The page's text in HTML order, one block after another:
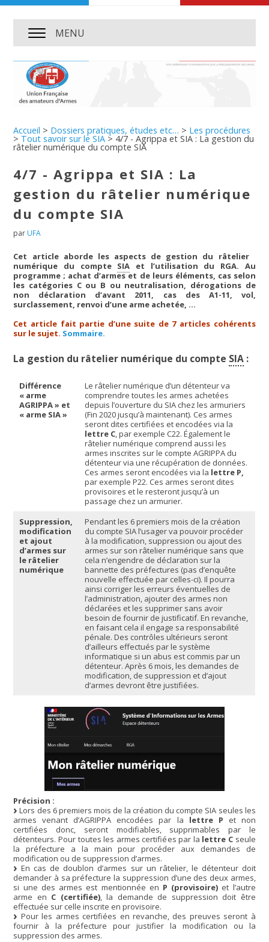
MENU
Accueil > Dossiers pratiques, études etc… > Les procédures
> Tout savoir sur le SIA > 4/7 - Agrippa et SIA : La gestion du
râtelier numérique du compte SIA
4/7 - Agrippa et SIA : La
gestion du râtelier numérique
du compte SIA
par UFA
Cet article aborde les aspects de gestion du râtelier
numérique du compte SIA et l’utilisation du RGA. Au
programme ; achat d’armes et de leurs éléments, cas selon
les catégories C ou B ou neutralisation, dérogations de
non déclaration d’avant 2011, cas des A1-11, vol,
surclassement, renvoi d’une arme achetée, …
Cet article fait partie d’une suite de 7 articles cohérents
sur le sujet. Sommaire.
La gestion du râtelier numérique du compte SIA :
Différence
« arme
AGRIPPA » et
« arme SIA »
Le râtelier numérique d’un détenteur va
comprendre toutes les armes achetées
depuis l’ouverture du SIA chez les armuriers
(Fin 2020 jusqu’à maintenant). Ces armes
seront dites certifiées et encodées via la
lettre C, par exemple C22. Également le
râtelier numérique comprend aussi les
armes inscrites sur le compte AGRIPPA du
détenteur via une récupération de données.
Ces armes seront encodées via la lettre P,
par exemple P22. Ces armes seront dites
provisoires et le resteront jusqu’à un
passage chez un armurier.
Suppression,
modification
et ajout
d’armes sur
le râtelier
numérique
Pendant les 6 premiers mois de la création
du compte SIA l’usager va pouvoir procéder
à la modification, suppression ou ajout des
armes sur son râtelier numérique sans que
cela n’engendre de déclaration sur la
bannette des préfectures (pas d’enquête
nouvelle effectuée par celles-ci). Il pourra
ainsi corriger les erreurs éventuelles de
l’administration, ajouter des armes non
déclarées et les supprimer sans avoir
besoin de fournir de justificatif. En revanche,
en faisant cela il engage sa responsabilité
pénale. Des contrôles ultérieurs seront
d’ailleurs effectués par le système
informatique si un abus est commis par un
détenteur. Après 6 mois, les demandes de
modification, de suppression et d’ajout
d’armes devront être justifiées.
Précision :
Lors des 6 premiers mois de la création du compte SIA seules les
armes venant d’AGRIPPA encodées par la lettre P et non
certifiées donc, seront modifiables, supprimables par le
détenteurs. Pour toutes les armes certifiées par la lettre C seule
la préfecture a la main pour procéder aux demandes de
modification ou de suppression d’armes.
En cas de doublon d’armes sur un râtelier, le détenteur doit
demander à sa préfecture la suppression d’une des deux armes,
si une des armes est mentionnée en P (provisoire) et l’autre
arme en C (certifiée), la demande de suppression doit être
effectuée sur celle inscrite en provisoire.
Pour les armes certifiées en revanche, des preuves seront à
fournir à la préfecture pour justifier la modification ou la
suppression des armes.